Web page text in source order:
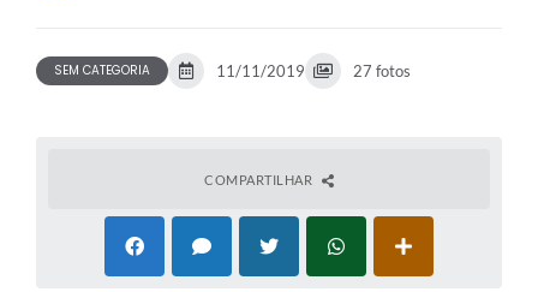
SEM CATEGORIA 11/11/2019 27 fotos
COMPARTILHAR